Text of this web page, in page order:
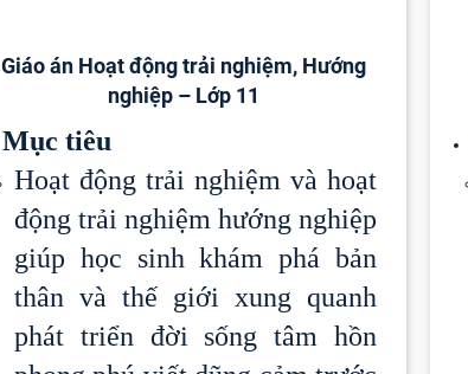
Giáo án Hoạt động trải nghiệm, Hướng
nghiệp – Lớp 11
Mục tiêu
Hoạt động trải nghiệm và hoạt
động trải nghiệm hướng nghiệp
giúp học sinh khám phá bản
thân và thế giới xung quanh
phát triển đời sống tâm hồn